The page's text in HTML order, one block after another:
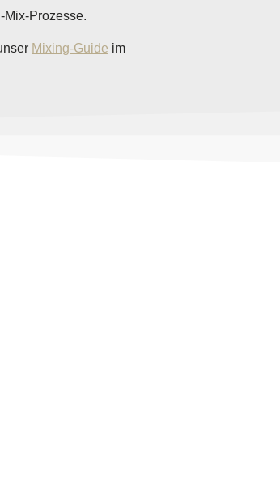
Mix-Prozesse.
Mixing-Guide im